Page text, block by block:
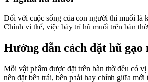
Đối với cuộc sống của con người thì muối là
Chính vì thế, việc bày trí hũ muối trên bàn
Hướng dẫn cách đặt hũ
Mỗi vật phẩm được đặt trên bàn thờ đều có
nên đặt bên trái, bên phải hay chính giữa mới